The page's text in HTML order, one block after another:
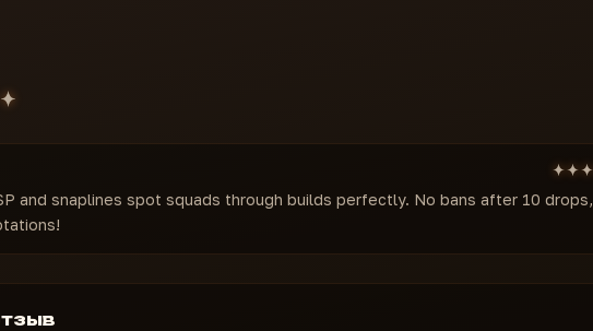
and snaplines spot squads through builds perfectly. No bans after 10 drops,